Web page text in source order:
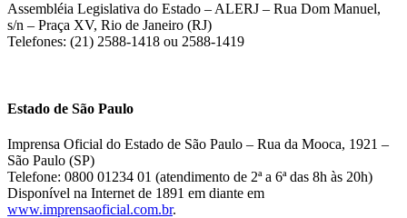
Assembléia Legislativa do Estado – ALERJ – Rua Dom Manuel,
s/n – Praça XV, Rio de Janeiro (RJ)
Telefones: (21) 2588-1418 ou 2588-1419
Estado de São Paulo
Imprensa Oficial do Estado de São Paulo – Rua da Mooca, 1921 –
São Paulo (SP)
Telefone: 0800 01234 01 (atendimento de 2ª a 6ª das 8h às 20h)
Disponível na Internet de 1891 em diante em
www.imprensaoficial.com.br.